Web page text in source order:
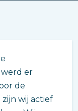
er
de
zijn wij actief